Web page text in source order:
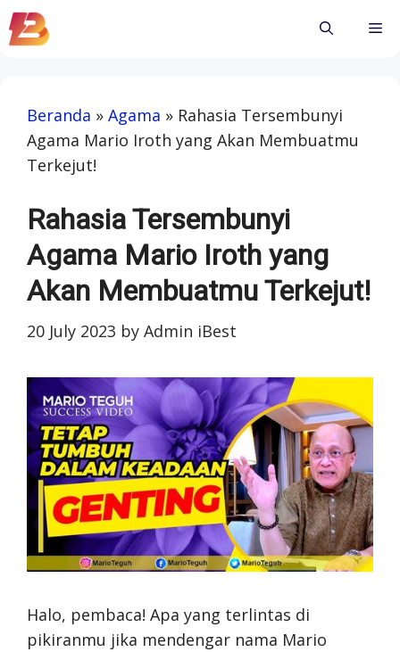
Skip
to
Beranda » Agama » Rahasia Tersembunyi
Agama Mario Iroth yang Akan Membuatmu
Terkejut!
Rahasia Tersembunyi
Agama Mario Iroth yang
Akan Membuatmu Terkejut!
20 July 2023 by Admin iBest
Halo, pembaca! Apa yang terlintas di
pikiranmu jika mendengar nama Mario